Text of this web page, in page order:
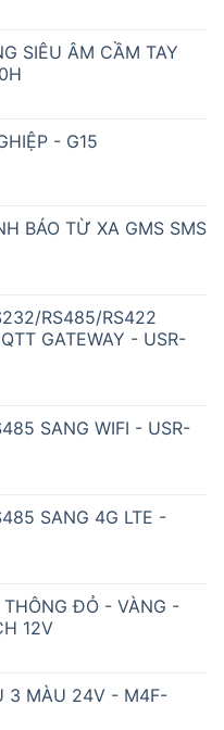
SIÊU ÂM CẦM TAY
- G15
BÁO TỪ XA GMS SMS
RS485/RS422
GATEWAY - USR-
SANG WIFI - USR-
SANG 4G LTE -
ĐỎ - VÀNG -
12V
3 MÀU 24V - M4F-